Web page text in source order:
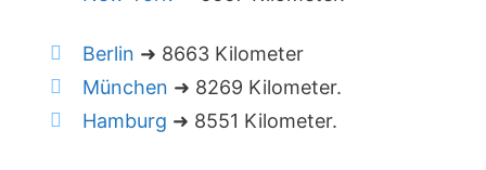
Berlin ➜ 8663 Kilometer
München ➜ 8269 Kilometer.
Hamburg ➜ 8551 Kilometer.